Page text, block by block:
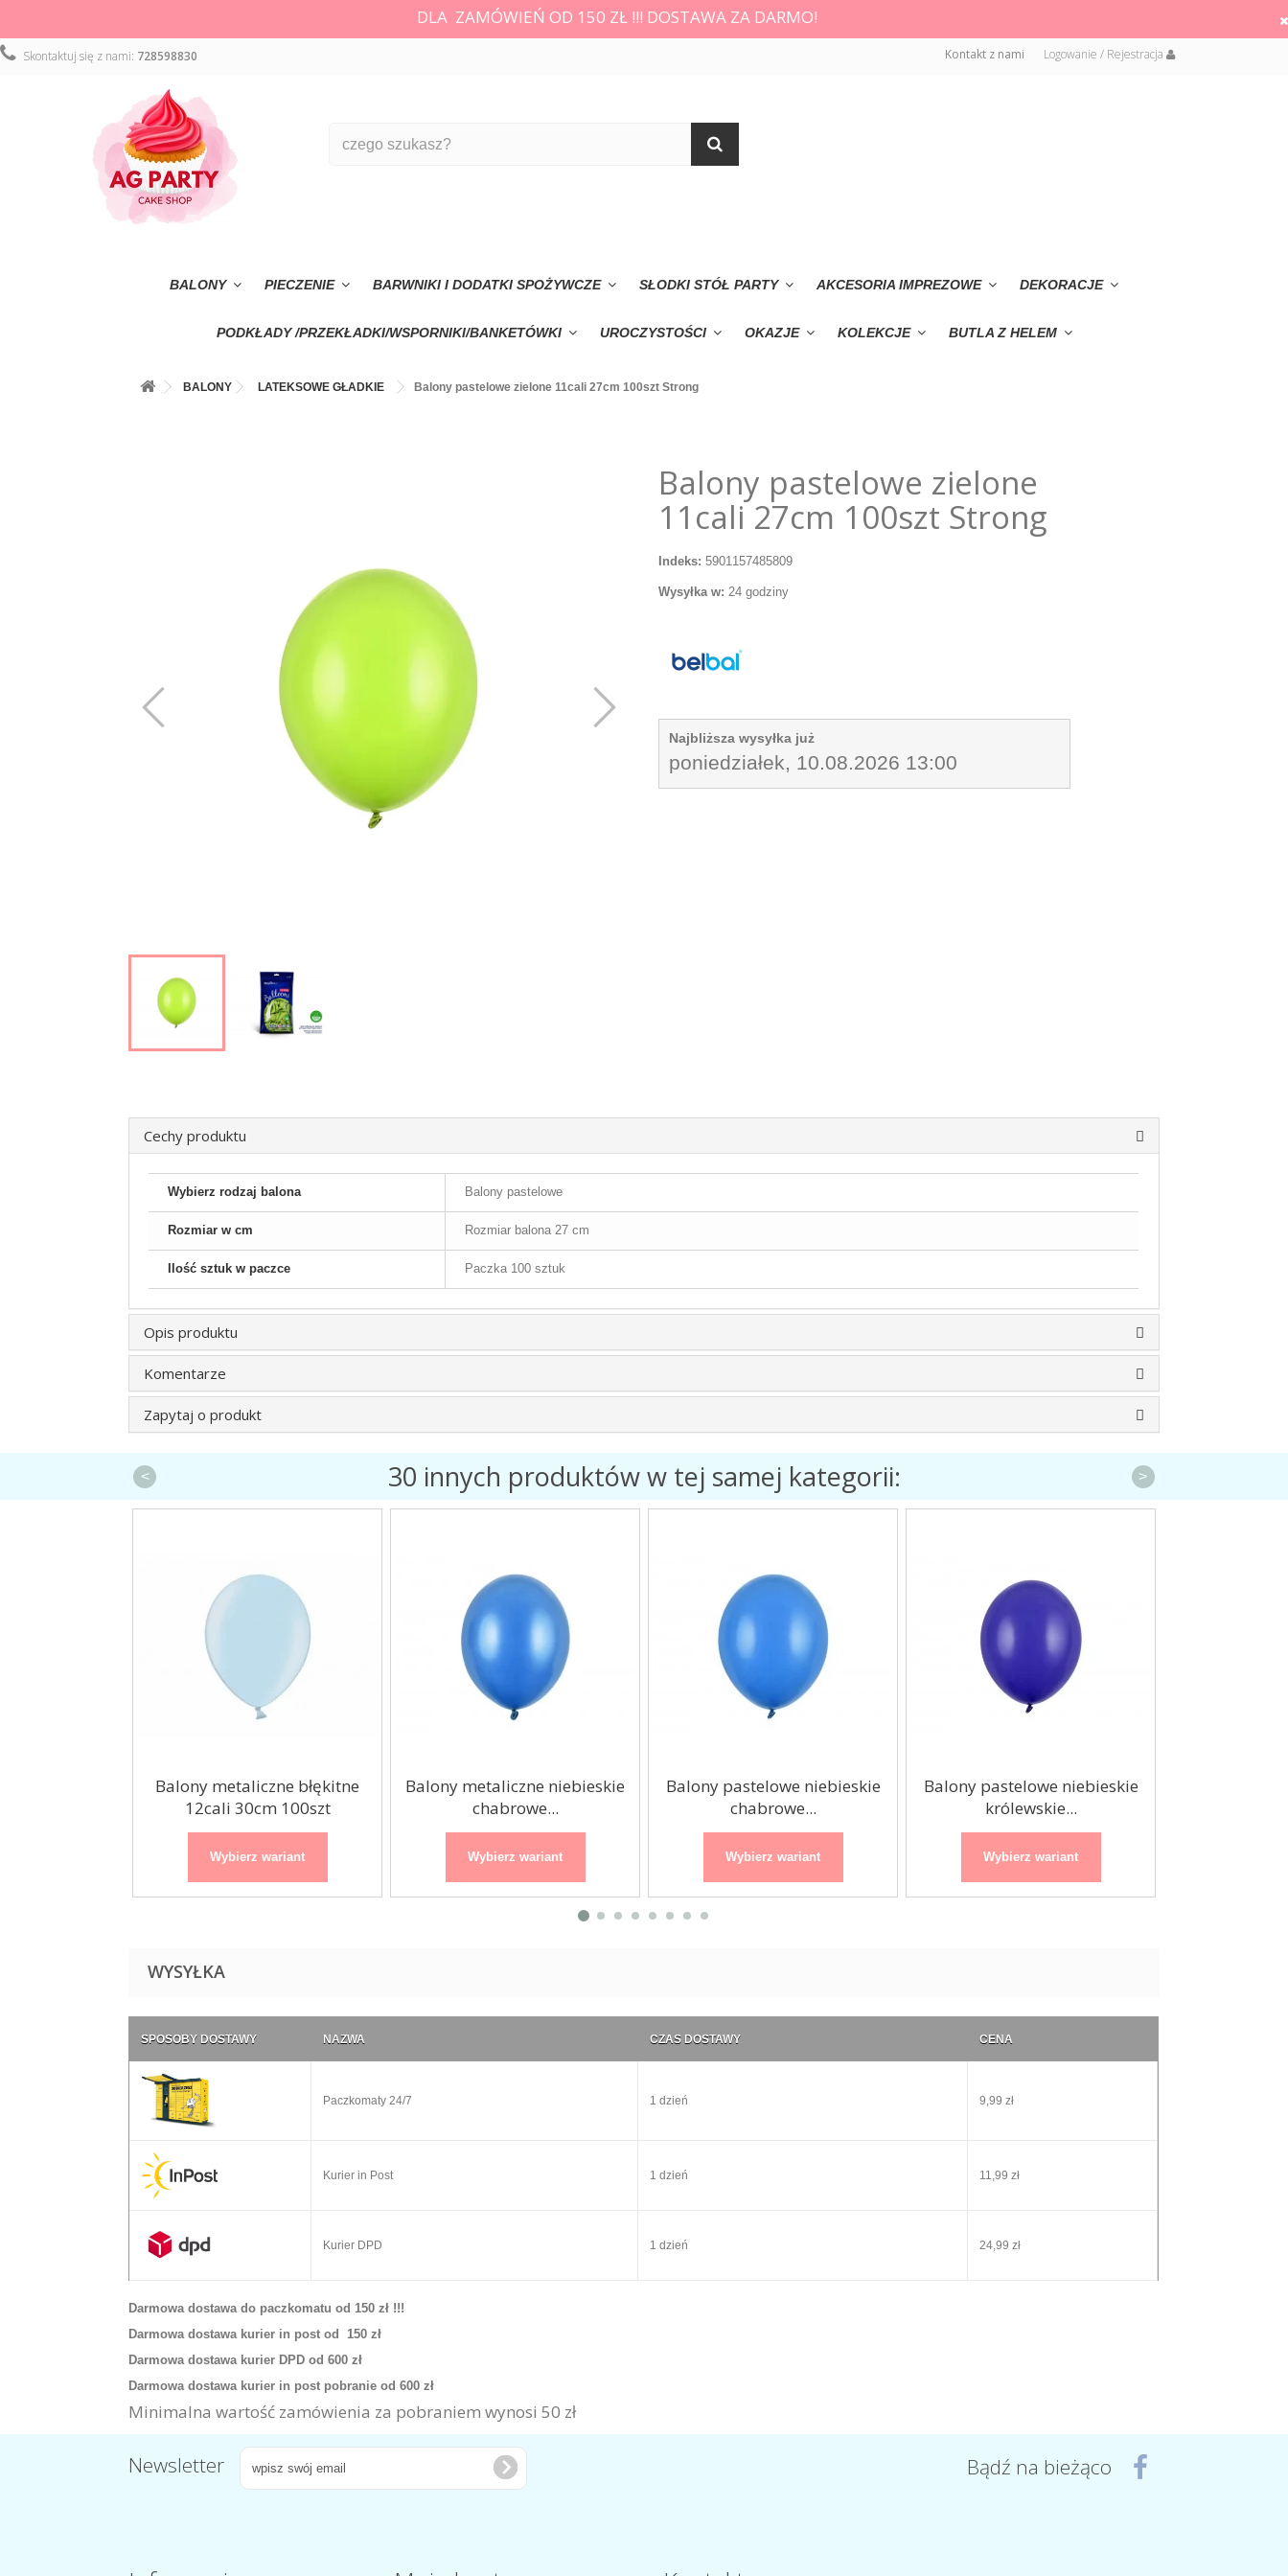
DLA ZAMÓWIEŃ OD 150 ZŁ !!! DOSTAWA ZA DARMO!
Logowanie / Rejestracja
Kontakt z nami
Skontaktuj się z nami: 728598830
BALONY PIECZENIE BARWNIKI I DODATKI SPOŻYWCZE SŁODKI STÓŁ PARTY AKCESORIA IMPREZOWE DEKORACJE
PODKŁADY /PRZEKŁADKI/WSPORNIKI/BANKETÓWKI UROCZYSTOŚCI OKAZJE KOLEKCJE BUTLA Z HELEM
BALONY LATEKSOWE GŁADKIE Balony pastelowe zielone 11cali 27cm 100szt Strong
Balony pastelowe zielone
11cali 27cm 100szt Strong
Indeks: 5901157485809
Wysyłka w: 24 godziny
Najbliższa wysyłka już
poniedziałek, 10.08.2026 13:00
Cechy produktu
Wybierz rodzaj balona Balony pastelowe
Rozmiar w cm Rozmiar balona 27 cm
Ilość sztuk w paczce Paczka 100 sztuk
Opis produktu
Komentarze
Zapytaj o produkt
30 innych produktów w tej samej kategorii:
Balony metaliczne błękitne
12cali 30cm 100szt
Wybierz wariant
Balony metaliczne niebieskie
chabrowe...
Wybierz wariant
Balony pastelowe niebieskie
chabrowe...
Wybierz wariant
Balony pastelowe niebieskie
królewskie...
Wybierz wariant
< >
WYSYŁKA
SPOSOBY DOSTAWY NAZWA CZAS DOSTAWY CENA
Paczkomaty 24/7 1 dzień 9,99 zł
Kurier in Post 1 dzień 11,99 zł
Kurier DPD 1 dzień 24,99 zł
Darmowa dostawa do paczkomatu od 150 zł !!!
Darmowa dostawa kurier in post od 150 zł
Darmowa dostawa kurier DPD od 600 zł
Darmowa dostawa kurier in post pobranie od 600 zł
Minimalna wartość zamówienia za pobraniem wynosi 50 zł
Newsletter Bądź na bieżąco